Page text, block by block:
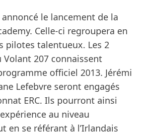
le lancement de la
Celle-ci regroupera en
pilotes talentueux. Les 2
Volant 207 connaissent
officiel 2013. Jérémi
Lefebvre seront engagés
ERC. Ils pourront ainsi
au niveau
en se référant à l’Irlandais